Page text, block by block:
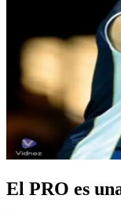
El PRO es